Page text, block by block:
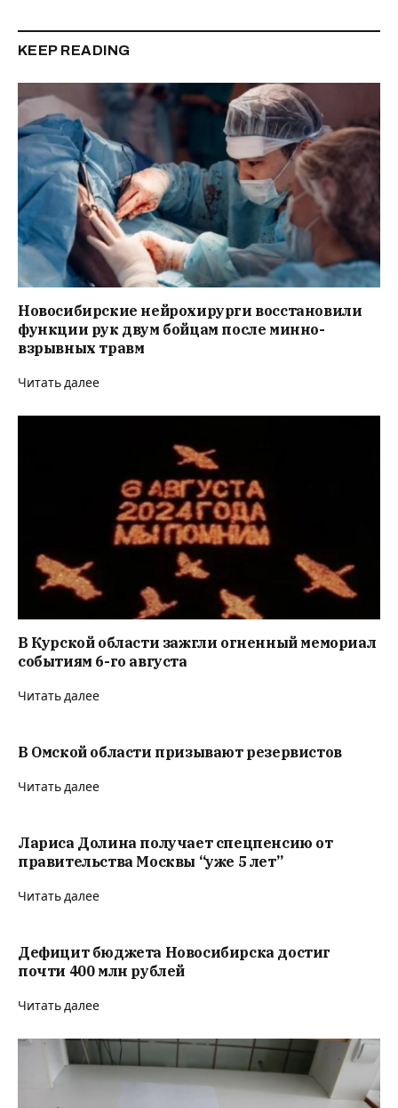
KEEP READING
Новосибирские нейрохирурги восстановили
функции рук двум бойцам после минно-
взрывных травм
Читать далее
В Курской области зажгли огненный мемориал
событиям 6-го августа
Читать далее
В Омской области призывают резервистов
Читать далее
Лариса Долина получает спецпенсию от
правительства Москвы “уже 5 лет”
Читать далее
Дефицит бюджета Новосибирска достиг
почти 400 млн рублей
Читать далее